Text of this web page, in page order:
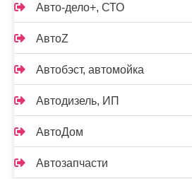
Авто-дело+, СТО
АвтоZ
Автобэст, автомойка
Автодизель, ИП
АвтоДом
Автозапчасти